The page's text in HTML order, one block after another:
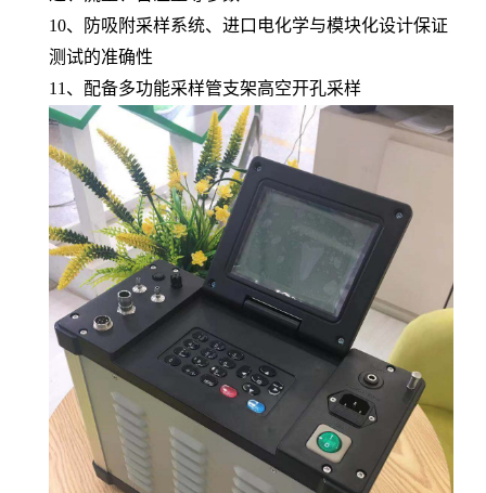
10、防吸附采样系统、进口电化学与模块化设计保证
测试的准确性
11、配备多功能采样管支架高空开孔采样